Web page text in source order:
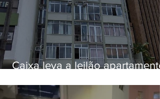
Caixa leva a leilão apartamento
Botafogo